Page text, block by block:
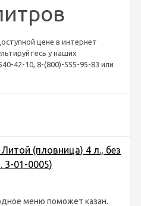
цене в интернет
у наших
42-10, 8-(800)-555-95-83 или
(пловница) 4 л., без
3-01-0005)
меню поможет казан.